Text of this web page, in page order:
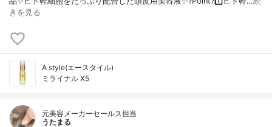
きを見る
A style(エースタイル)
ミライナル X5
元美容メーカーセールス担当
うたまる